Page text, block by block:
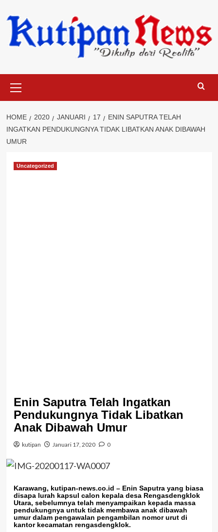
to
content
Menu
HOME 2020 JANUARI 17
ENIN SAPUTRA TELAH
INGATKAN PENDUKUNGNYA TIDAK LIBATKAN ANAK DIBAWAH
UMUR
Uncategorized
Enin Saputra Telah Ingatkan
Pendukungnya Tidak Libatkan
Anak Dibawah Umur
kutipan Januari 17, 2020 0
Karawang, kutipan-news.co.id – Enin Saputra yang biasa
disapa lurah kapsul calon kepala desa Rengasdengklok
Utara, sebelumnya telah menyampaikan kepada massa
pendukungnya untuk tidak membawa anak dibawah
umur dalam pengawalan pengambilan nomor urut di
kantor kecamatan rengasdengklok.